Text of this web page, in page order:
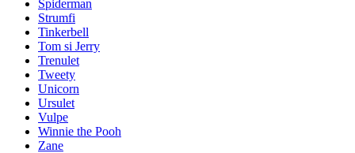
Spiderman
Strumfi
Tinkerbell
Tom si Jerry
Trenulet
Tweety
Unicorn
Ursulet
Vulpe
Winnie the Pooh
Zane